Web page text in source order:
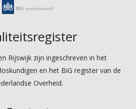
Rijswijk zijn ingeschreven in het
en het BiG register van de
Overheid.